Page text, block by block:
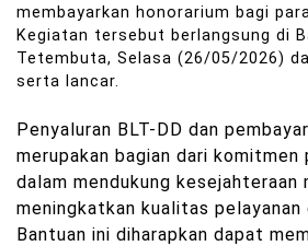
membayarkan honorarium bagi
Kegiatan tersebut berlangsung di
Tetembuta, Selasa (26/05/2026)
serta lancar.
Penyaluran BLT-DD dan
merupakan bagian dari komitmen
dalam mendukung kesejahteraan
meningkatkan kualitas
Bantuan ini diharapkan dapat